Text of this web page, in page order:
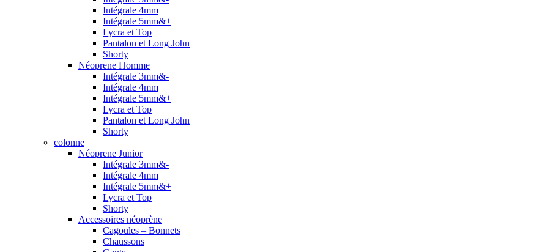
Intégrale 4mm
Intégrale 5mm&+
Lycra et Top
Pantalon et Long John
Shorty
Néoprene Homme
Intégrale 3mm&-
Intégrale 4mm
Intégrale 5mm&+
Lycra et Top
Pantalon et Long John
Shorty
colonne
Néoprene Junior
Intégrale 3mm&-
Intégrale 4mm
Intégrale 5mm&+
Lycra et Top
Shorty
Accessoires néoprène
Cagoules – Bonnets
Chaussons